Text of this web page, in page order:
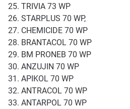
TRIVIA 73 WP
STARPLUS 70 WP,
CHEMICIDE 70 WP
BRANTACOL 70 WP
BM PRONEB 70 WP
ANZUJIN 70 WP
APIKOL 70 WP
ANTRACOL 70 WP
ANTARPOL 70 WP